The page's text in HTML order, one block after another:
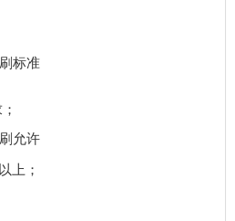
标准
允许
上；